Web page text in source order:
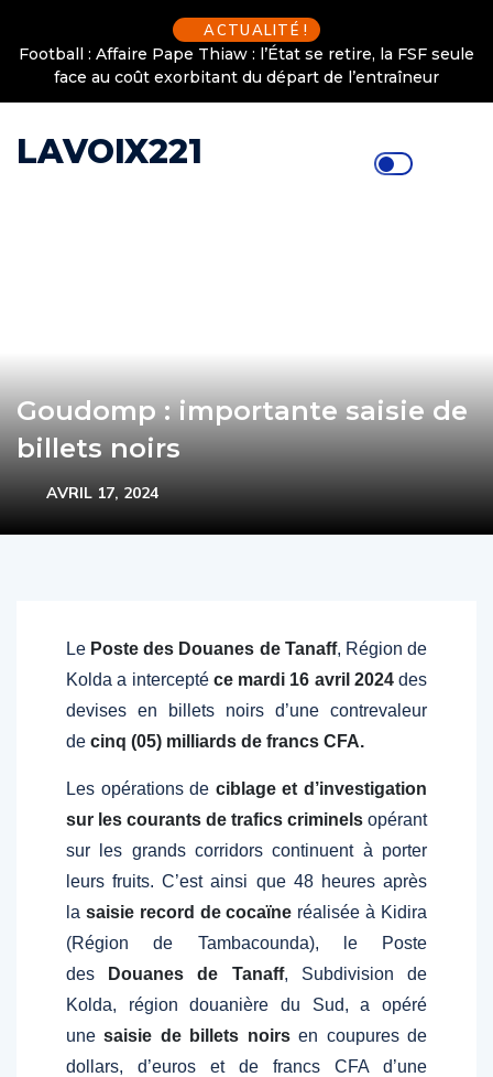
ACTUALITÉ !
Football : Affaire Pape Thiaw : l’État se retire, la FSF seule
face au coût exorbitant du départ de l’entraîneur
LAVOIX221
Goudomp : importante saisie de
billets noirs
AVRIL 17, 2024
Le Poste des Douanes de Tanaff, Région de
Kolda a intercepté ce mardi 16 avril 2024des
devises en billets noirs d’une contrevaleur
de cinq (05) milliards de francs CFA.
Les opérations de ciblage et d’investigation
sur les courants de trafics criminels opérant
sur les grands corridors continuent à porter
leurs fruits. C’est ainsi que 48 heures après
la saisie record de cocaïne réalisée à Kidira
(Région de Tambacounda), le Poste
des
Douanes de Tanaff, Subdivision de
Kolda, région douanière du Sud, a opéré
unesaisie de billets noirsen coupures de
dollars, d’euros et de francs CFA d’une